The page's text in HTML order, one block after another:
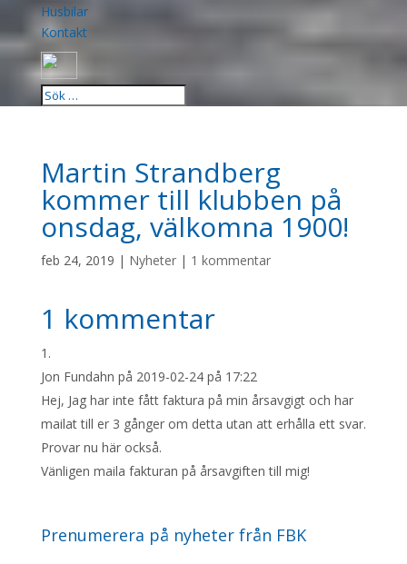
Husbilar
Kontakt
Martin Strandberg
kommer till klubben på
onsdag, välkomna 1900!
feb 24, 2019 | Nyheter| 1 kommentar
1 kommentar
Jon Fundahn på 2019-02-24 på 17:22
Hej, Jag har inte fått faktura på min årsavgigt och har
mailat till er 3 gånger om detta utan att erhålla ett svar.
Provar nu här också.
Vänligen maila fakturan på årsavgiften till mig!
Prenumerera på nyheter från FBK